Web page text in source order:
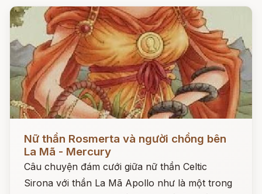
Nữ thần Rosmerta và người chồng bên
La Mã - Mercury
Câu chuyện đám cưới giữa nữ thần Celtic
Sirona với thần La Mã Apollo như là một trong